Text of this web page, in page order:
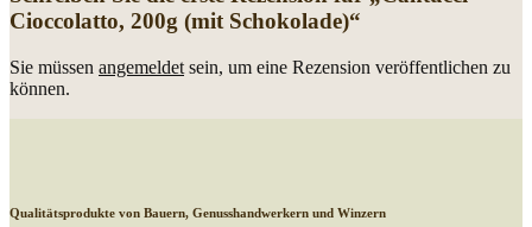
Cioccolatto, 200g (mit Schokolade)“
Sie müssen angemeldet sein, um eine Rezension veröffentlichen zu
können.
Qualitätsprodukte von Bauern, Genusshandwerkern und Winzern